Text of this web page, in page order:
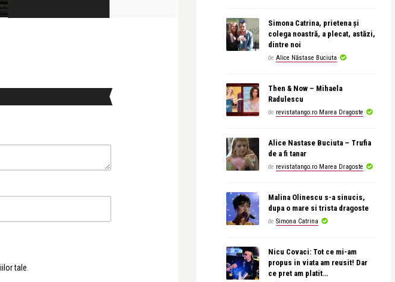
tale
Simona Catrina, prietena și
colega noastră, a plecat, astăzi,
dintre noi
de Alice Năstase Buciuta
Then & Now – Mihaela
Radulescu
de revistatango.ro Marea Dragoste
Alice Nastase Buciuta – Trufia
de a fi tanar
de revistatango.ro Marea Dragoste
Malina Olinescu s-a sinucis,
dupa o mare si trista dragoste
de Simona Catrina
Nicu Covaci: Tot ce mi-am
propus in viata am reusit! Dar
ce pret am platit…